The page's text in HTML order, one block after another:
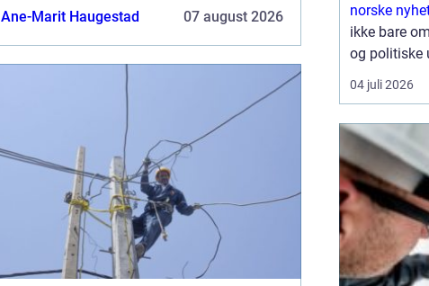
en modernisert stue, oppussing bad eller en
Ane-Marit Haugestad 07 august 2026 norske
ikke bare
og politiske
Stortinget.
formes i
økonomiske
sosiale
som ønsker
04 juli 2026